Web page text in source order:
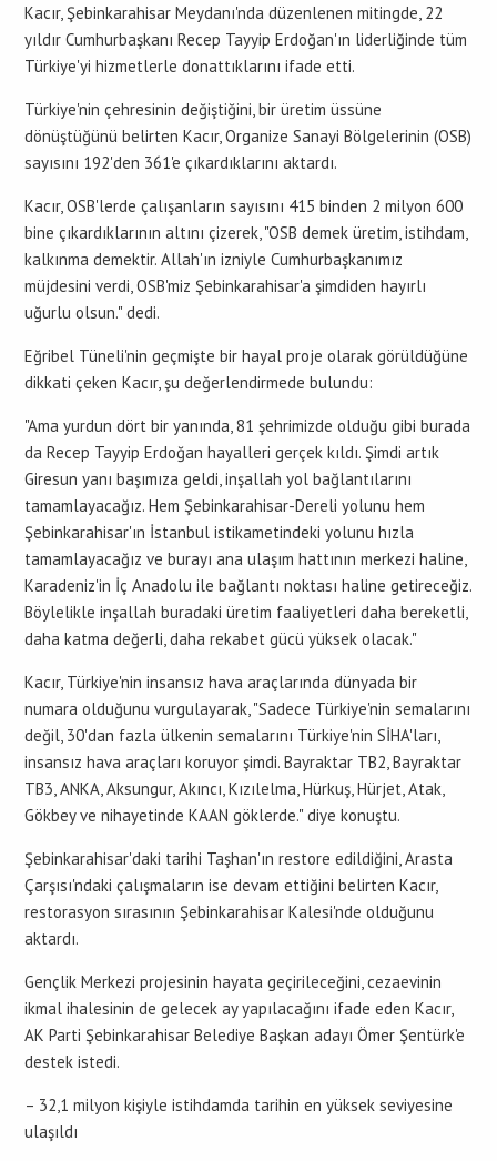
Kacır, Şebinkarahisar Meydanı'nda düzenlenen mitingde, 22
yıldır Cumhurbaşkanı Recep Tayyip Erdoğan'ın liderliğinde tüm
Türkiye'yi hizmetlerle donattıklarını ifade etti.
Türkiye'nin çehresinin değiştiğini, bir üretim üssüne
dönüştüğünü belirten Kacır, Organize Sanayi Bölgelerinin (OSB)
sayısını 192'den 361'e çıkardıklarını aktardı.
Kacır, OSB'lerde çalışanların sayısını 415 binden 2 milyon 600
bine çıkardıklarının altını çizerek, "OSB demek üretim, istihdam,
kalkınma demektir. Allah'ın izniyle Cumhurbaşkanımız
müjdesini verdi, OSB'miz Şebinkarahisar'a şimdiden hayırlı
uğurlu olsun." dedi.
Eğribel Tüneli'nin geçmişte bir hayal proje olarak görüldüğüne
dikkati çeken Kacır, şu değerlendirmede bulundu:
"Ama yurdun dört bir yanında, 81 şehrimizde olduğu gibi burada
da Recep Tayyip Erdoğan hayalleri gerçek kıldı. Şimdi artık
Giresun yanı başımıza geldi, inşallah yol bağlantılarını
tamamlayacağız. Hem Şebinkarahisar-Dereli yolunu hem
Şebinkarahisar'ın İstanbul istikametindeki yolunu hızla
tamamlayacağız ve burayı ana ulaşım hattının merkezi haline,
Karadeniz'in İç Anadolu ile bağlantı noktası haline getireceğiz.
Böylelikle inşallah buradaki üretim faaliyetleri daha bereketli,
daha katma değerli, daha rekabet gücü yüksek olacak."
Kacır, Türkiye'nin insansız hava araçlarında dünyada bir
numara olduğunu vurgulayarak, "Sadece Türkiye'nin semalarını
değil, 30'dan fazla ülkenin semalarını Türkiye'nin SİHA'ları,
insansız hava araçları koruyor şimdi. Bayraktar TB2, Bayraktar
TB3, ANKA, Aksungur, Akıncı, Kızılelma, Hürkuş, Hürjet, Atak,
Gökbey ve nihayetinde KAAN göklerde." diye konuştu.
Şebinkarahisar'daki tarihi Taşhan'ın restore edildiğini, Arasta
Çarşısı'ndaki çalışmaların ise devam ettiğini belirten Kacır,
restorasyon sırasının Şebinkarahisar Kalesi'nde olduğunu
aktardı.
Gençlik Merkezi projesinin hayata geçirileceğini, cezaevinin
ikmal ihalesinin de gelecek ay yapılacağını ifade eden Kacır,
AK Parti Şebinkarahisar Belediye Başkan adayı Ömer Şentürk'e
destek istedi.
– 32,1 milyon kişiyle istihdamda tarihin en yüksek seviyesine
ulaşıldı